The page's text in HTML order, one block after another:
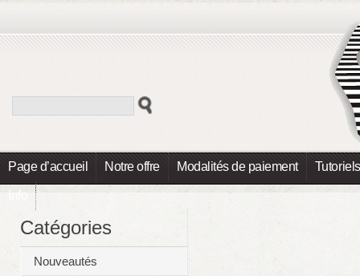
Page d’accueil Notre offre Modalités de paiement Tutoriels
Info
Catégories
Nouveautés